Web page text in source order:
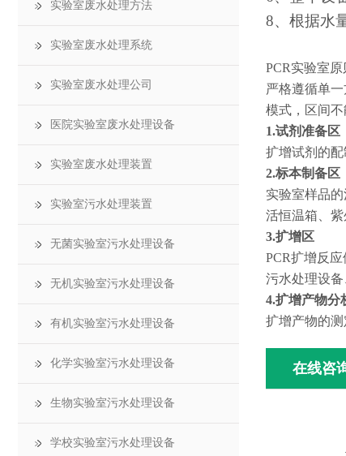
8、根据水
PCR实验室
严格遵循单
模式，区间
1.试剂准备区
扩增试剂的
2.标本制备区
实验室样品
活恒温箱、紫
3.扩增区
PCR扩增反
污水处理设备
4.扩增产物分
扩增产物的
在线咨
实验室废水处理方法
实验室废水处理系统
实验室废水处理公司
医院实验室废水处理设备
实验室废水处理装置
实验室污水处理装置
无菌实验室污水处理设备
无机实验室污水处理设备
有机实验室污水处理设备
化学实验室污水处理设备
生物实验室污水处理设备
学校实验室污水处理设备